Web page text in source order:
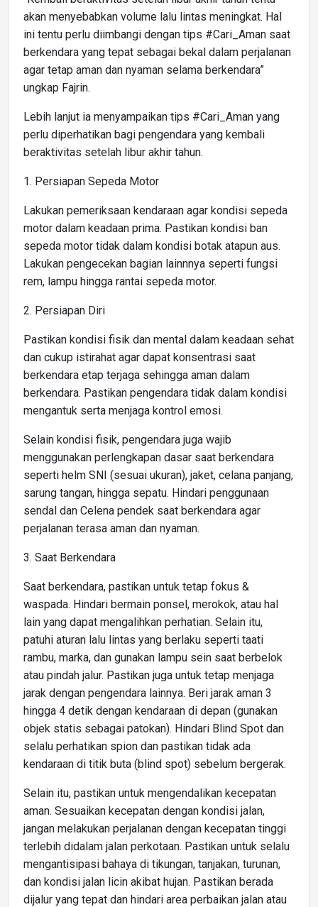
akan menyebabkan volume lalu lintas meningkat. Hal
ini tentu perlu diimbangi dengan tips #Cari_Aman saat
berkendara yang tepat sebagai bekal dalam perjalanan
agar tetap aman dan nyaman selama berkendara”
ungkap Fajrin.
Lebih lanjut ia menyampaikan tips #Cari_Aman yang
perlu diperhatikan bagi pengendara yang kembali
beraktivitas setelah libur akhir tahun.
1. Persiapan Sepeda Motor
Lakukan pemeriksaan kendaraan agar kondisi sepeda
motor dalam keadaan prima. Pastikan kondisi ban
sepeda motor tidak dalam kondisi botak atapun aus.
Lakukan pengecekan bagian lainnnya seperti fungsi
rem, lampu hingga rantai sepeda motor.
2. Persiapan Diri
Pastikan kondisi fisik dan mental dalam keadaan sehat
dan cukup istirahat agar dapat konsentrasi saat
berkendara etap terjaga sehingga aman dalam
berkendara. Pastikan pengendara tidak dalam kondisi
mengantuk serta menjaga kontrol emosi.
Selain kondisi fisik, pengendara juga wajib
menggunakan perlengkapan dasar saat berkendara
seperti helm SNI (sesuai ukuran), jaket, celana panjang,
sarung tangan, hingga sepatu. Hindari penggunaan
sendal dan Celena pendek saat berkendara agar
perjalanan terasa aman dan nyaman.
3. Saat Berkendara
Saat berkendara, pastikan untuk tetap fokus &
waspada. Hindari bermain ponsel, merokok, atau hal
lain yang dapat mengalihkan perhatian. Selain itu,
patuhi aturan lalu lintas yang berlaku seperti taati
rambu, marka, dan gunakan lampu sein saat berbelok
atau pindah jalur. Pastikan juga untuk tetap menjaga
jarak dengan pengendara lainnya. Beri jarak aman 3
hingga 4 detik dengan kendaraan di depan (gunakan
objek statis sebagai patokan). Hindari Blind Spot dan
selalu perhatikan spion dan pastikan tidak ada
kendaraan di titik buta (blind spot) sebelum bergerak.
Selain itu, pastikan untuk mengendalikan kecepatan
aman. Sesuaikan kecepatan dengan kondisi jalan,
jangan melakukan perjalanan dengan kecepatan tinggi
terlebih didalam jalan perkotaan. Pastikan untuk selalu
mengantisipasi bahaya di tikungan, tanjakan, turunan,
dan kondisi jalan licin akibat hujan. Pastikan berada
dijalur yang tepat dan hindari area perbaikan jalan atau